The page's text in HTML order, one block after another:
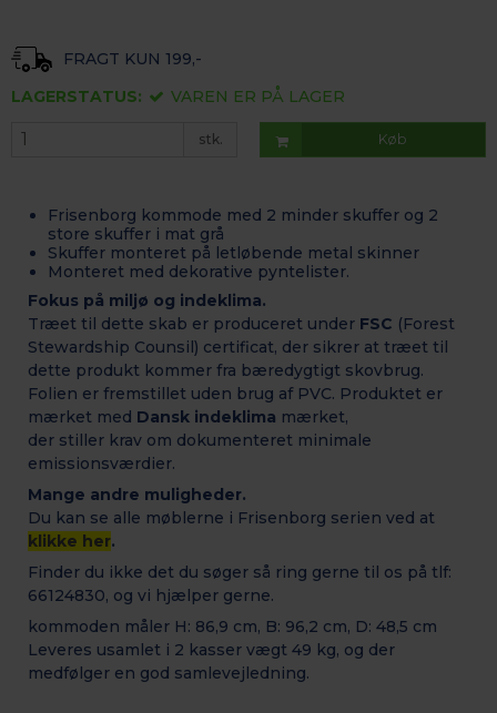
FRAGT KUN 199,-
LAGERSTATUS:
VAREN ER PÅ LAGER
stk. Køb
Frisenborg kommode med 2 minder skuffer og 2
store skufferi mat grå
Skuffer monteret på letløbende metal skinner
Monteret med dekorative pyntelister.
Fokus på miljø og indeklima.
Træet til dette skab er produceret under FSC (Forest
Stewardship Counsil) certificat, der sikrer at træet til
dette produkt kommer fra bæredygtigt skovbrug.
Folien er fremstillet uden brug af PVC. Produktet er
mærket med Dansk indeklima mærket,
der stiller krav om dokumenteret minimale
emissionsværdier.
Mange andre muligheder.
Du kan se alle møblerne i Frisenborg serien ved at
klikke her.
Finder du ikke det du søger så ring gerne til os på tlf:
66124830, og vi hjælper gerne.
kommoden måler H: 86,9 cm, B: 96,2 cm, D: 48,5 cm
Leveres usamlet i 2 kasser vægt 49 kg, og der
medfølger en god samlevejledning.